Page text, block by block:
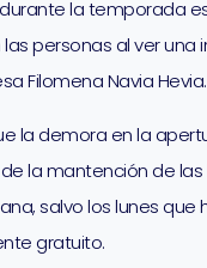
la temporada
personas al ver
Filomena Navia Hevia.
la demora en la
la mantención de
salvo los lunes
gratuito.